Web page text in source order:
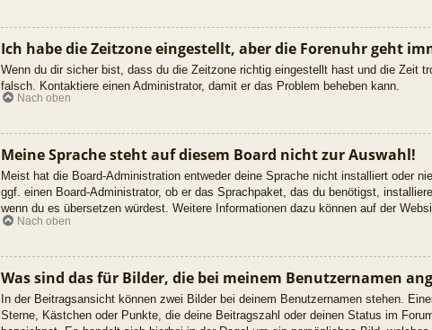
Ich habe die Zeitzone eingestellt, aber die Forenuhr geht
Wenn du dir sicher bist, dass du die Zeitzone richtig eingestellt hast und die Zeit
falsch. Kontaktiere einen Administrator, damit er das Problem beheben kann.
Nach oben
Meine Sprache steht auf diesem Board nicht zur Auswahl!
Meist hat die Board-Administration entweder deine Sprache nicht installiert oder
ggf. einen Board-Administrator, ob er das Sprachpaket, das du benötigst,
wenn du es übersetzen würdest. Weitere Informationen dazu können auf der
Nach oben
Was sind das für Bilder, die bei meinem Benutzernamen
In der Beitragsansicht können zwei Bilder bei deinem Benutzernamen stehen.
Sterne, Kästchen oder Punkte, die deine Beitragszahl oder deinen Status im